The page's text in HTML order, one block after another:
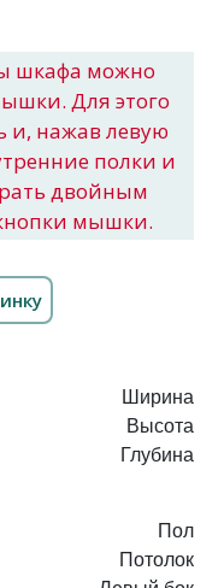
шкафа можно
Для этого
и, нажав левую
полки и
двойным
мышки.
Ширина
Высота
Глубина
Пол
Потолок